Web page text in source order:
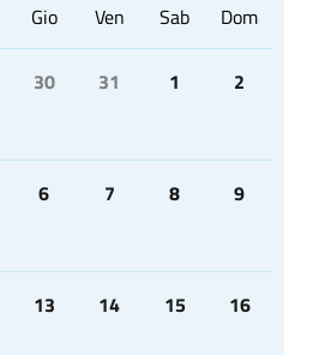
Gio Ven Sab Dom
30 31 1 2
6 7 8 9
13 14 15 16